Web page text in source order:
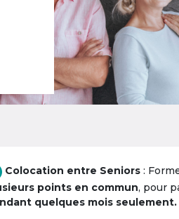
Colocation entre Seniors :
points en commun, pour
quelques mois seulement.